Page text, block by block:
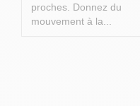
proches. Donnez du
mouvement à la...